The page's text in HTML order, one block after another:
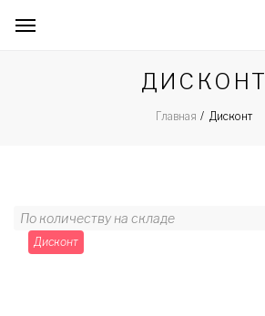
ДИСКОНТ
Главная Дисконт
Дисконт